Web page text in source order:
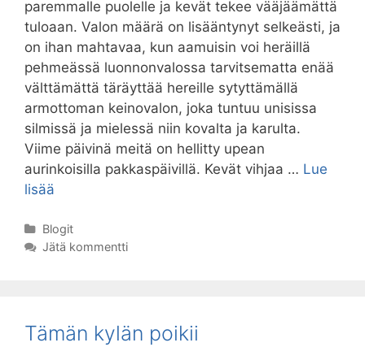
paremmalle puolelle ja kevät tekee vääjäämättä
tuloaan. Valon määrä on lisääntynyt selkeästi, ja
on ihan mahtavaa, kun aamuisin voi heräillä
pehmeässä luonnonvalossa tarvitsematta enää
välttämättä täräyttää hereille sytyttämällä
armottoman keinovalon, joka tuntuu unisissa
silmissä ja mielessä niin kovalta ja karulta.
Viime päivinä meitä on hellitty upean
aurinkoisilla pakkaspäivillä. Kevät vihjaa … Lue
lisää
Kategoriat
Blogit
Jätä kommentti
Tämän kylän poikii